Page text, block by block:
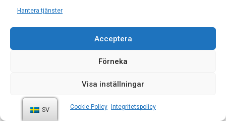
Hantera tjänster
Acceptera
Förneka
Visa inställningar
Cookie Policy Integritetspolicy
SV